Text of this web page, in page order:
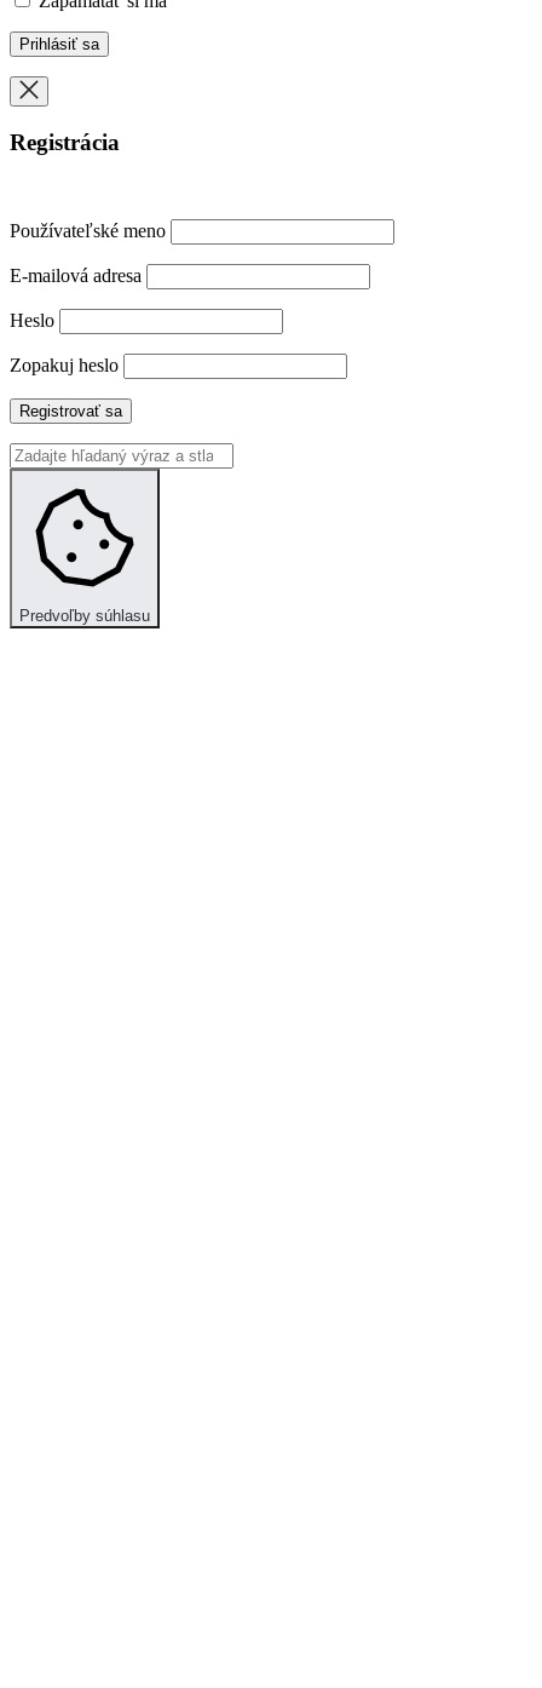
Registrácia
Používateľské meno
E-mailová adresa
Heslo
Zopakuj heslo
Registrovať sa
Predvoľby súhlasu